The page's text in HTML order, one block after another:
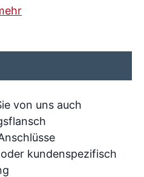
von uns auch
kundenspezifisch